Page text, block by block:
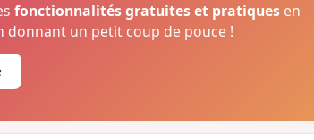
fonctionnalités gratuites et pratiques en
donnant un petit coup de pouce !